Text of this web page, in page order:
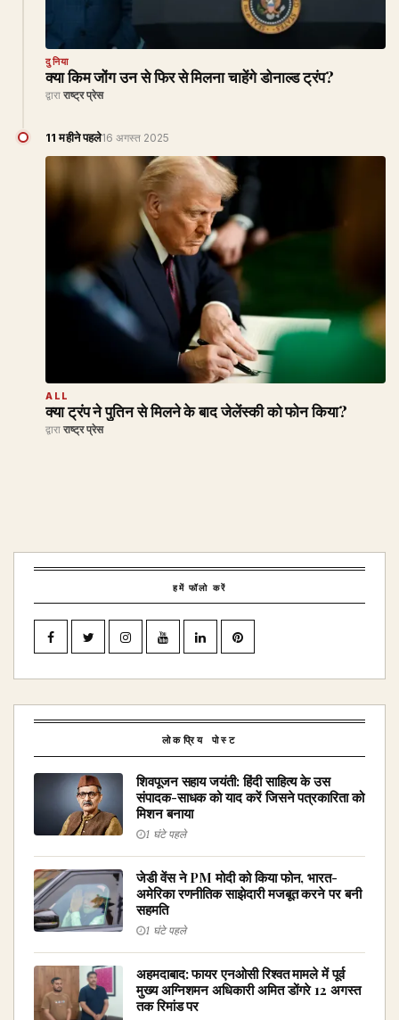
दुनिया
क्या किम जोंग उन से फिर से मिलना चाहेंगे डोनाल्ड ट्रंप?
द्वारा राष्ट्र प्रेस
11 महीने पहले16 अगस्त 2025
ALL
क्या ट्रंप ने पुतिन से मिलने के बाद जेलेंस्की को फोन किया?
द्वारा राष्ट्र प्रेस
हमें फॉलो करें
लोकप्रिय पोस्ट
शिवपूजन सहाय जयंती: हिंदी साहित्य के उस
संपादक-साधक को याद करें जिसने पत्रकारिता को
मिशन बनाया
1 घंटे पहले
जेडी वेंस ने PM मोदी को किया फोन, भारत-
अमेरिका रणनीतिक साझेदारी मजबूत करने पर बनी
सहमति
1 घंटे पहले
अहमदाबाद: फायर एनओसी रिश्वत मामले में पूर्व
मुख्य अग्निशमन अधिकारी अमित डोंगरे 12 अगस्त
तक रिमांड पर